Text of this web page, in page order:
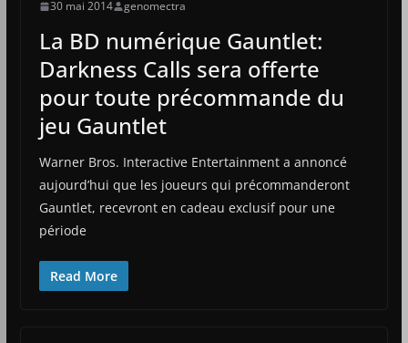
30 mai 2014 genomectra
La BD numérique Gauntlet:
Darkness Calls sera offerte
pour toute précommande du
jeu Gauntlet
Warner Bros. Interactive Entertainment a annoncé
aujourd’hui que les joueurs qui précommanderont
Gauntlet, recevront en cadeau exclusif pour une
période
Read More